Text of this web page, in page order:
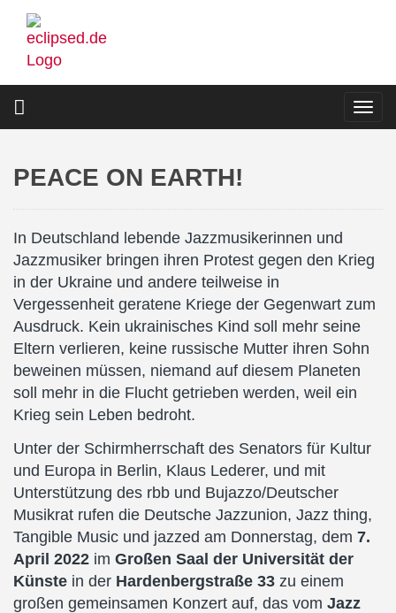
Direkt
zum
Inhalt
PEACE ON EARTH!
In Deutschland lebende Jazzmusikerinnen und
Jazzmusiker bringen ihren Protest gegen den Krieg
in der Ukraine und andere teilweise in
Vergessenheit geratene Kriege der Gegenwart zum
Ausdruck. Kein ukrainisches Kind soll mehr seine
Eltern verlieren, keine russische Mutter ihren Sohn
beweinen müssen, niemand auf diesem Planeten
soll mehr in die Flucht getrieben werden, weil ein
Krieg sein Leben bedroht.
Unter der Schirmherrschaft des Senators für Kultur
und Europa in Berlin, Klaus Lederer, und mit
Unterstützung des rbb und Bujazzo/Deutscher
Musikrat rufen die Deutsche Jazzunion, Jazz thing,
Tangible Music und jazzed am Donnerstag, dem 7.
April 2022 im Großen Saal der Universität der
Künste in der Hardenbergstraße 33 zu einem
großen gemeinsamen Konzert auf, das vom Jazz